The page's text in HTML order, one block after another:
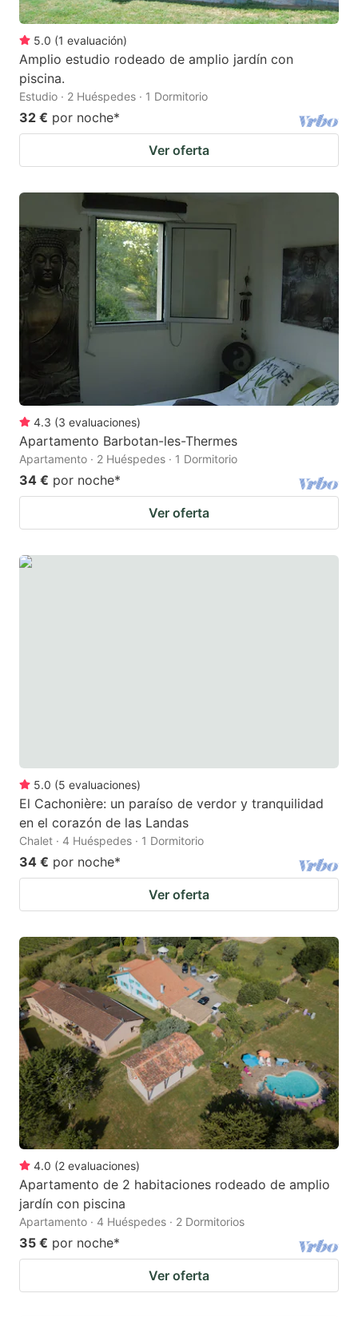
5.0 (1 evaluación)
Amplio estudio rodeado de amplio jardín con
piscina.
Estudio · 2 Huéspedes · 1 Dormitorio
32 € por noche*
Ver oferta
4.3 (3 evaluaciones)
Apartamento Barbotan-les-Thermes
Apartamento · 2 Huéspedes · 1 Dormitorio
34 € por noche*
Ver oferta
5.0 (5 evaluaciones)
El Cachonière: un paraíso de verdor y tranquilidad
en el corazón de las Landas
Chalet · 4 Huéspedes · 1 Dormitorio
34 € por noche*
Ver oferta
4.0 (2 evaluaciones)
Apartamento de 2 habitaciones rodeado de amplio
jardín con piscina
Apartamento · 4 Huéspedes · 2 Dormitorios
35 € por noche*
Ver oferta